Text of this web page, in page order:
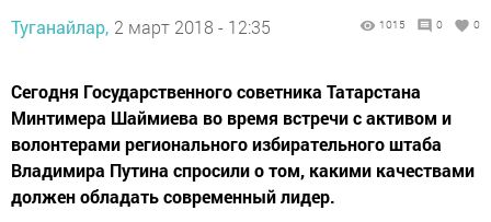
Туганайлар, 2 март 2018 - 12:35 1015 0 0
Сегодня Государственного советника Татарстана
Минтимера Шаймиева во время встречи с активом и
волонтерами регионального избирательного штаба
Владимира Путина спросили о том, какими качествами
должен обладать современный лидер.